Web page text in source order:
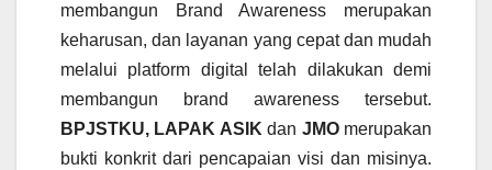
membangun Brand Awareness merupakan
keharusan, dan layanan yang cepat dan mudah
melalui platform digital telah dilakukan demi
membangun brand awareness tersebut.
BPJSTKU, LAPAK ASIK dan JMOmerupakan
bukti konkrit dari pencapaian visi dan misinya.